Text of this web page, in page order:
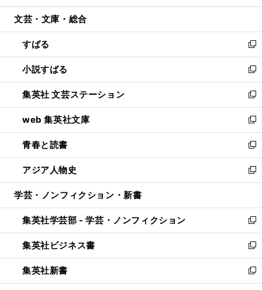
開
ウ
開
く
ン
ウ
で
開
く
ウ
ン
ド
ウ
で
開
く
文芸・文庫・総合
すばる
新
し
い
ウ
ィ
ン
ド
ウ
で
開
く
小説すばる
新
し
い
ウ
ィ
ン
ド
ウ
で
開
集英社 文芸ステーション
新
し
い
ウ
ィ
ン
ド
ウ
開
く
web 集英社文庫
新
し
い
ウ
ィ
ン
ウ
で
開
く
青春と読書
新
し
い
ウ
ン
ド
ウ
で
開
く
アジア人物史
新
し
ウ
ィ
ン
ド
ウ
で
開
学芸・ノンフィクション・新書
集英社学芸部 - 学芸・ノンフィクション
新
し
い
ウ
ィ
ン
集英社ビジネス書
新
し
い
ウ
集英社新書
新
し